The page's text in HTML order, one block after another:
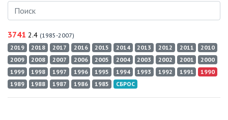
3741 2.4 (1985-2007)
2019
2018 2017 2016 2015 2014 2013 2012 2011
2010
2009
2008 2007 2006 2005 2004 2003 2002 2001
2000
1999
1998 1997 1996 1995 1994 1993 1992 1991
1990
1989
1988 1987 1986 1985 СБРОС